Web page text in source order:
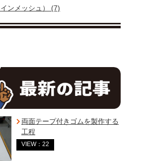
ンメッシュ） (7)
両面テープ付きゴムを製作する
工程
VIEW：22